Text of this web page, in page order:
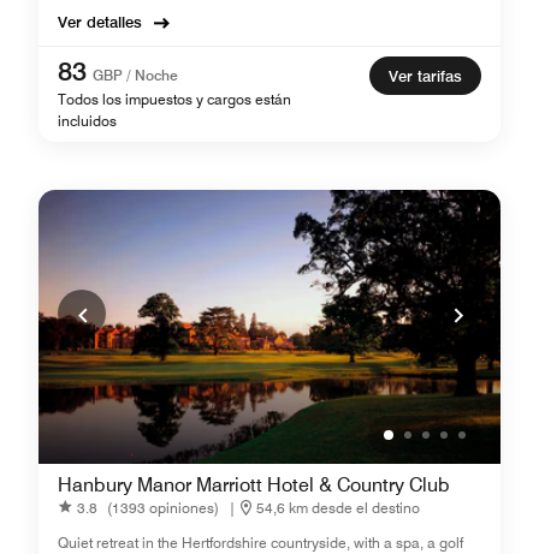
Ver detalles
83 GBP / Noche
Todos los impuestos y cargos están
incluidos
Ver tarifas
Hanbury Manor Marriott Hotel & Country Club
3.8 (1393 opiniones) |
54,6 km desde el destino
Quiet retreat in the Hertfordshire countryside, with a spa, a golf